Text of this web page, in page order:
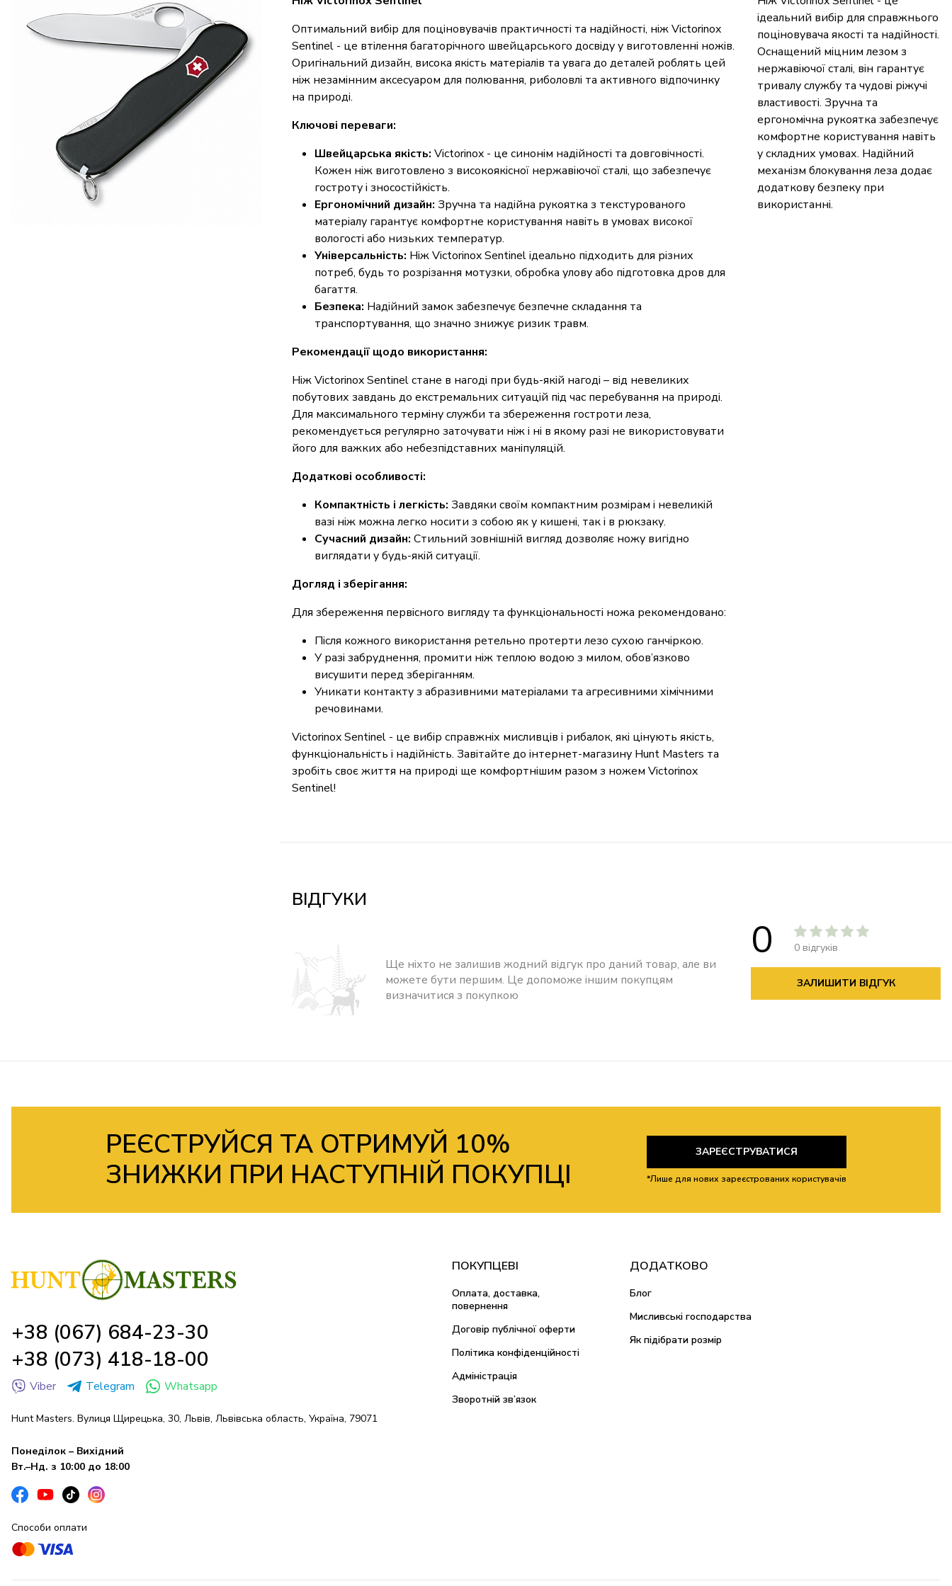
ідеальний вибір для справжнього
поціновувача якості та надійності.
Оснащений міцним лезом з
нержавіючої сталі, він гарантує
тривалу службу та чудові ріжучі
властивості. Зручна та
ергономічна рукоятка забезпечує
комфортне користування навіть
у складних умовах. Надійний
механізм блокування леза додає
додаткову безпеку при
використанні.
Оптимальний вибір для поціновувачів практичності та надійності, ніж Victorinox
Sentinel - це втілення багаторічного швейцарського досвіду у виготовленні ножів.
Оригінальний дизайн, висока якість матеріалів та увага до деталей роблять цей
ніж незамінним аксесуаром для полювання, риболовлі та активного відпочинку
на природі.
Ключові переваги:
Швейцарська якість: Victorinox - це синонім надійності та довговічності.
Кожен ніж виготовлено з високоякісної нержавіючої сталі, що забезпечує
гостроту і зносостійкість.
Ергономічний дизайн: Зручна та надійна рукоятка з текстурованого
матеріалу гарантує комфортне користування навіть в умовах високої
вологості або низьких температур.
Універсальність: Ніж Victorinox Sentinel ідеально підходить для різних
потреб, будь то розрізання мотузки, обробка улову або підготовка дров для
багаття.
Безпека: Надійний замок забезпечує безпечне складання та
транспортування, що значно знижує ризик травм.
Рекомендації щодо використання:
Ніж Victorinox Sentinel стане в нагоді при будь-якій нагоді – від невеликих
побутових завдань до екстремальних ситуацій під час перебування на природі.
Для максимального терміну служби та збереження гостроти леза,
рекомендується регулярно заточувати ніж і ні в якому разі не використовувати
його для важких або небезпідставних маніпуляцій.
Додаткові особливості:
Компактність і легкість: Завдяки своїм компактним розмірам і невеликій
вазі ніж можна легко носити з собою як у кишені, так і в рюкзаку.
Сучасний дизайн: Стильний зовнішній вигляд дозволяє ножу вигідно
виглядати у будь-якій ситуації.
Догляд і зберігання:
Для збереження первісного вигляду та функціональності ножа рекомендовано:
Після кожного використання ретельно протерти лезо сухою ганчіркою.
У разі забруднення, промити ніж теплою водою з милом, обов’язково
висушити перед зберіганням.
Уникати контакту з абразивними матеріалами та агресивними хімічними
речовинами.
Victorinox Sentinel - це вибір справжніх мисливців і рибалок, які цінують якість,
функціональність і надійність. Завітайте до інтернет-магазину Hunt Masters та
зробіть своє життя на природі ще комфортнішим разом з ножем Victorinox
Sentinel!
ВІДГУКИ
0 0 відгуків
ЗАЛИШИТИ ВІДГУК
Ще ніхто не залишив жодний відгук про даний товар, але ви
можете бути першим. Це допоможе іншим покупцям
визначитися з покупкою
РЕЄСТРУЙСЯ ТА ОТРИМУЙ 10%
ЗНИЖКИ ПРИ НАСТУПНІЙ ПОКУПЦІ
ЗАРЕЄСТРУВАТИСЯ
*Лише для нових зареєстрованих користувачів
+38 (067) 684-23-30
+38 (073) 418-18-00
Viber Telegram Whatsapp
Hunt Masters. Вулиця Щирецька, 30, Львів, Львівська область, Україна, 79071
Понеділок – Вихідний
Вт.–Нд. з 10:00 до 18:00
Способи оплати
ПОКУПЦЕВІ
Оплата, доставка,
повернення
Договір публічної оферти
Політика конфіденційності
Адміністрація
Зворотній зв’язок
ДОДАТКОВО
Блог
Мисливські господарства
Як підібрати розмір